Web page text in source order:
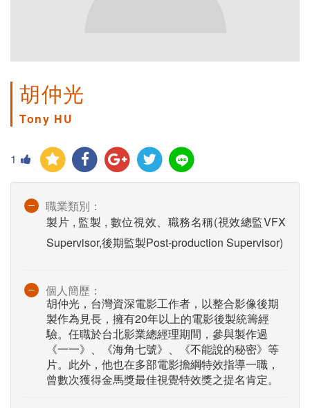
胡仲光
Tony HU
1
職業類別：
製片 , 監製 , 數位視效、職務名稱(視效總監VFX
Supervisor,後期監製Post-production Supervisor)
個人簡歷：
胡仲光，台灣資深電影工作者，以整合影像後期
製作為見長，擁有20年以上的電影後製統籌經
驗。任職於台北影業總經理期間，參與製作過
《一一》、《海角七號》、《不能說的秘密》等
片。此外，他也在多部電影擔綱特效指導一職，
曾數次獲得金馬獎最佳視覺特效獎之提名肯定。